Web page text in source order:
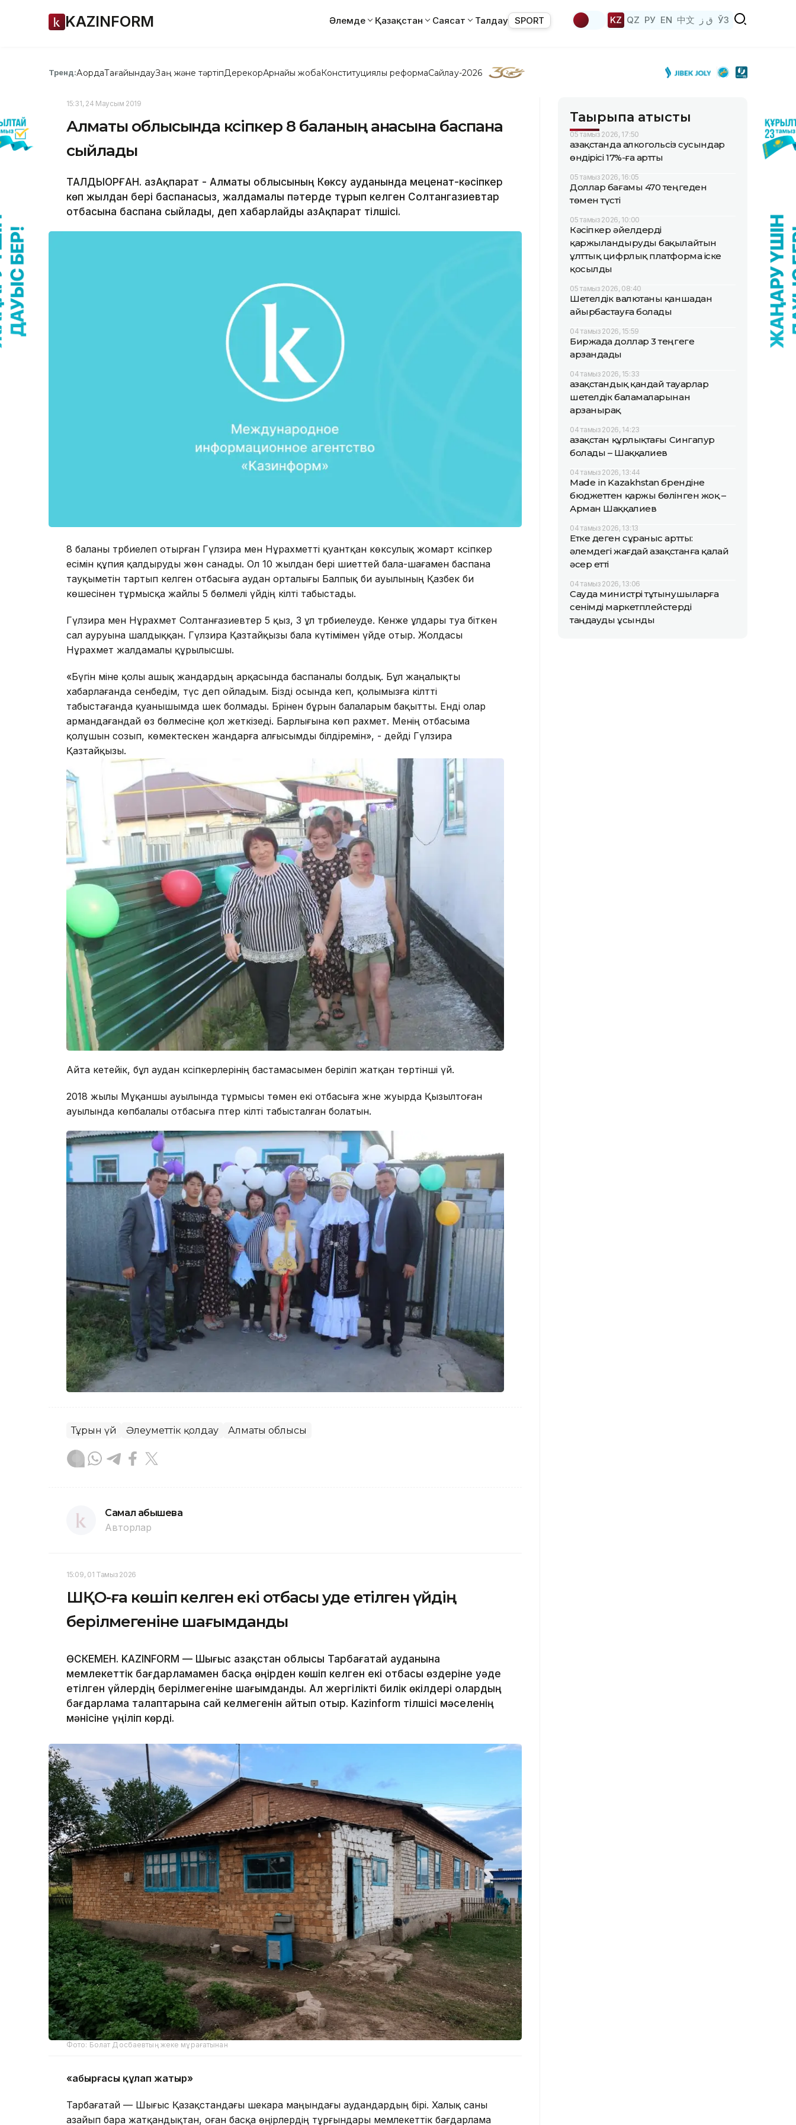
KAZINFORM Әлемде Қазақстан Саясат Талдау SPORT KZ QZ РУ EN 中文 ق ز ЎЗ
Тренд:АқордаТағайындауЗаң және тәртіпДерекқорАрнайы жобаКонституциялық реформаСайлау-2026
15:31, 24 Маусым 2019
Алматы облысында кәсіпкер 8 баланың анасына баспана
сыйлады
ТАЛДЫҚОРҒАН. ҚазАқпарат - Алматы облысының Көксу ауданында меценат-кәсіпкер
көп жылдан бері баспанасыз, жалдамалы пәтерде тұрып келген Солтангазиевтар
отбасына баспана сыйлады, деп хабарлайды ҚазАқпарат тілшісі.
8 баланы тәрбиелеп отырған Гүлзира мен Нұрахметті қуантқан көксулық жомарт кәсіпкер
есімін құпия қалдыруды жөн санады. Ол 10 жылдан бері шиеттей бала-шағамен баспана
тауқыметін тартып келген отбасыға аудан орталығы Балпық би ауылының Қазбек би
көшесінен тұрмысқа жайлы 5 бөлмелі үйдің кілті табыстады.
Гүлзира мен Нұрахмет Солтанғазиевтер 5 қыз, 3 ұл тәрбиелеуде. Кенже ұлдары туа біткен
сал ауруына шалдыққан. Гүлзира Қазтайқызы бала күтімімен үйде отыр. Жолдасы
Нұрахмет жалдамалы құрылысшы.
«Бүгін міне қолы ашық жандардың арқасында баспаналы болдық. Бұл жаңалықты
хабарлағанда сенбедім, түс деп ойладым. Бізді осында әкеп, қолымызға кілтті
табыстағанда қуанышымда шек болмады. Бәрінен бұрын балаларым бақытты. Енді олар
армандағандай өз бөлмесіне қол жеткізеді. Барлығына көп рахмет. Менің отбасыма
қолұшын созып, көмектескен жандарға алғысымды білдіремін», - дейді Гүлзира
Қазтайқызы.
Айта кетейік, бұл аудан кәсіпкерлерінің бастамасымен беріліп жатқан төртінші үй.
2018 жылы Мұқаншы ауылында тұрмысы төмен екі отбасыға және жуырда Қызылтоған
ауылында көпбалалы отбасыға пәтер кілті табысталған болатын.
Тұрғын үй Әлеуметтік қолдау Алматы облысы
Самал Қабышева
Авторлар
15:09, 01 Тамыз 2026
ШҚО-ға көшіп келген екі отбасы уәде етілген үйдің
берілмегеніне шағымданды
ӨСКЕМЕН. KAZINFORM — Шығыс Қазақстан облысы Тарбағатай ауданына
мемлекеттік бағдарламамен басқа өңірден көшіп келген екі отбасы өздеріне уәде
етілген үйлердің берілмегеніне шағымданды. Ал жергілікті билік өкілдері олардың
бағдарлама талаптарына сай келмегенін айтып отыр. Kazinform тілшісі мәселенің
мәнісіне үңіліп көрді.
Фото: Болат Досбаевтың жеке мұрағатынан
«Қабырғасы құлап жатыр»
Тарбағатай — Шығыс Қазақстандағы шекара маңындағы аудандардың бірі. Халық саны
азайып бара жатқандықтан, оған басқа өңірлердің тұрғындары мемлекеттік бағдарлама
Тақырыпқа қатысты
05 тамыз 2026, 17:50
Қазақстанда алкогольсіз сусындар
өндірісі 17%-ға артты
05 тамыз 2026, 16:05
Доллар бағамы 470 теңгеден
төмен түсті
05 тамыз 2026, 10:00
Кәсіпкер әйелдерді
қаржыландыруды бақылайтын
ұлттық цифрлық платформа іске
қосылды
05 тамыз 2026, 08:40
Шетелдік валютаны қаншадан
айырбастауға болады
04 тамыз 2026, 15:59
Биржада доллар 3 теңгеге
арзандады
04 тамыз 2026, 15:33
Қазақстандық қандай тауарлар
шетелдік баламаларынан
арзанырақ
04 тамыз 2026, 14:23
Қазақстан құрлықтағы Сингапур
болады – Шаққалиев
04 тамыз 2026, 13:44
Made in Kazakhstan брендіне
бюджеттен қаржы бөлінген жоқ –
Арман Шаққалиев
04 тамыз 2026, 13:13
Етке деген сұраныс артты:
әлемдегі жағдай Қазақстанға қалай
әсер етті
04 тамыз 2026, 13:06
Сауда министрі тұтынушыларға
сенімді маркетплейстерді
таңдауды ұсынды